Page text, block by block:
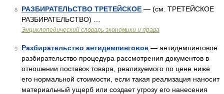
8 РАЗБИРАТЕЛЬСТВО ТРЕТЕЙСКОЕ — (см. ТРЕТЕЙСКОЕ
РАЗБИРАТЕЛЬСТВО) …
Энциклопедический словарь экономики и права
9 Разбирательство антидемпинговое — антидемпинговое
разбирательство процедура рассмотрения документов в
отношении поставок товара, реализуемого по цене ниже
его нормальной стоимости, если такая реализация наносит
материальный ущерб или создает угрозу его нанесения